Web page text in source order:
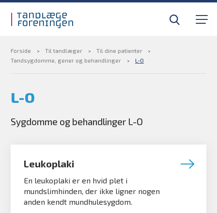
Til tandlæger
Medlemsfordele
Kurser og efteruddannelse
BLIV MEDLEM
Forside Til tandlæger
Til dine patienter
Tandsygdomme, gener og behandlinger
L-O
L-O
Sygdomme og behandlinger L-O
Leukoplaki
En leukoplaki er en hvid plet i
mundslimhinden, der ikke ligner nogen
anden kendt mundhulesygdom.